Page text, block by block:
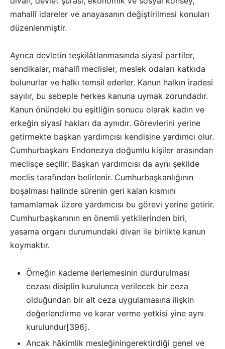
mahallî idareler ve anayasanın değiştirilmesi konuları
düzenlenmiştir.
Ayrıca devletin teşkilâtlanmasında siyasî partiler,
sendikalar, mahallî meclisler, meslek odaları katkıda
bulunurlar ve halkı temsil ederler. Kanun halkın iradesi
sayılır, bu sebeple herkes kanuna uymak zorundadır.
Kanun önündeki bu eşitliğin sonucu olarak kadın ve
erkeğin siyasî hakları da aynıdır. Görevlerini yerine
getirmekte başkan yardımcısı kendisine yardımcı olur.
Cumhurbaşkanı Endonezya doğumlu kişiler arasından
meclisçe seçilir. Başkan yardımcısı da aynı şekilde
meclis tarafından belirlenir. Cumhurbaşkanlığının
boşalması halinde sürenin geri kalan kısmını
tamamlamak üzere yardımcısı bu görevi yerine getirir.
Cumhurbaşkanının en önemli yetkilerinden biri,
yasama organı durumundaki divan ile birlikte kanun
koymaktır.
Örneğin kademe ilerlemesinin durdurulması
cezası disiplin kurulunca verilecek bir ceza
olduğundan bir alt ceza uygulamasına ilişkin
değerlendirme ve karar verme yetkisi yine aynı
kurulundur[396].
Ancak hâkimlik mesleğiningerektirdiği genel ve